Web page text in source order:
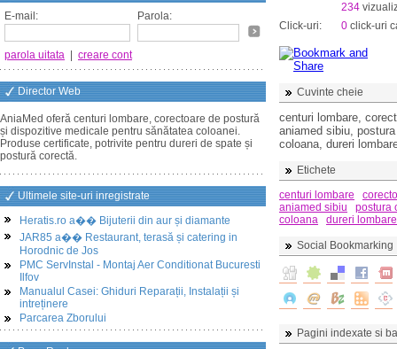
E-mail:
Parola:
parola uitata creare cont
Director Web
AniaMed oferă centuri lombare, corectoare de postură
și dispozitive medicale pentru sănătatea coloanei.
Produse certificate, potrivite pentru dureri de spate și
postură corectă.
Ultimele site-uri inregistrate
Heratis.ro a�� Bijuterii din aur și diamante
JAR85 a�� Restaurant, terasă și catering in
Horodnic de Jos
PMC ServInstal - Montaj Aer Conditionat Bucuresti
Ilfov
Manualul Casei: Ghiduri Reparații, Instalații și
intreținere
Parcarea Zborului
234
Click-uri:
0 click-uri
Cuvinte cheie
centuri lombare,
aniamed sibiu,
coloana, dureri
Etichete
centuri lombare
aniamed sibiu
postura
coloana
dureri lombare
Social Bookmarking
Pagini indexate si